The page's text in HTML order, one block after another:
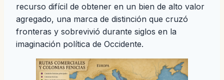
recurso difícil de obtener en un bien de alto valor
agregado, una marca de distinción que cruzó
fronteras y sobrevivió durante siglos en la
imaginación política de Occidente.